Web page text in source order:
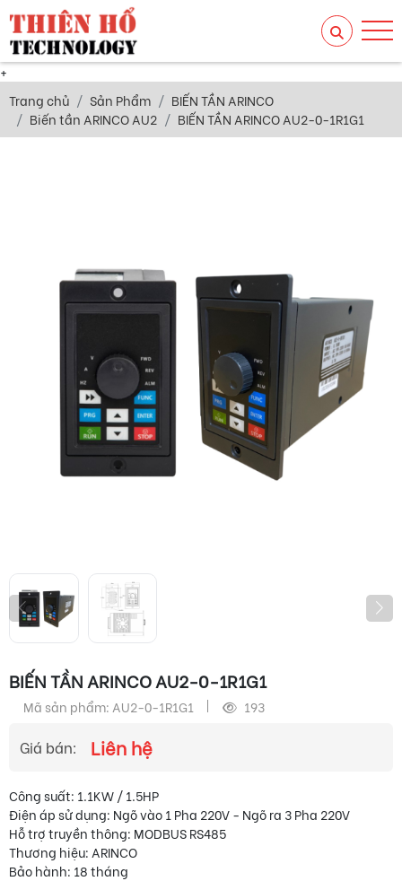
+
Trang chủ
Sản Phẩm
BIẾN TẦN ARINCO
Biến tần ARINCO AU2
BIẾN TẦN ARINCO AU2-0-1R1G1
BIẾN TẦN ARINCO AU2-0-1R1G1
Mã sản phẩm: AU2-0-1R1G1 193
Giá bán: Liên hệ
Công suất: 1.1KW / 1.5HP
Điện áp sử dụng: Ngõ vào 1 Pha 220V - Ngõ ra 3 Pha 220V
Hỗ trợ truyền thông: MODBUS RS485
Thương hiệu: ARINCO
Bảo hành: 18 tháng